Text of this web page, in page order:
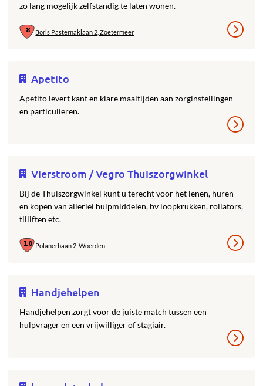
zo lang mogelijk zelfstandig te laten wonen.
Boris Pasternaklaan 2, Zoetermeer
Apetito
Apetito levert kant en klare maaltijden aan zorginstellingen
en particulieren.
Vierstroom / Vegro Thuiszorgwinkel
Bij de Thuiszorgwinkel kunt u terecht voor het lenen, huren
en kopen van allerlei hulpmiddelen, bv loopkrukken, rollators,
tilliften etc.
Polanerbaan 2, Woerden
Handjehelpen
Handjehelpen zorgt voor de juiste match tussen een
hulpvrager en een vrijwilliger of stagiair.